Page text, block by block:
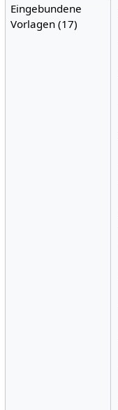
Eingebundene
Vorlagen (17)